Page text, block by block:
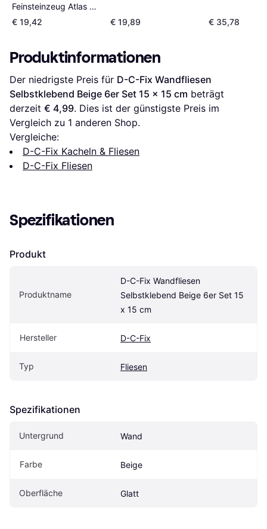
Feinsteinzeug Atlas 30
weiß-beige
€ 19,42 € 19,89 € 35,78
Produktinformationen
Der niedrigste Preis für D-C-Fix Wandfliesen
Selbstklebend Beige 6er Set 15 x 15 cm beträgt
derzeit € 4,99. Dies ist der günstigste Preis im
Vergleich zu 1 anderen Shop.
Vergleiche:
D-C-Fix Kacheln & Fliesen
D-C-Fix Fliesen
Spezifikationen
Produkt
Produktname
D-C-Fix Wandfliesen
Selbstklebend Beige 6er Set 15
x 15 cm
Hersteller D-C-Fix
Typ Fliesen
Spezifikationen
Untergrund Wand
Farbe Beige
Oberfläche Glatt